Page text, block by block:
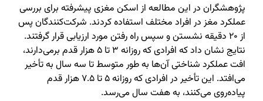
پژوهشگران در این مطالعه از اسکن مغزی پیشرفته برای بررسی
عملکرد مغز در افراد مختلف استفاده کردند. شرکت‌کنندگان پس
از ۲۰ دقیقه نشستن و سپس راه رفتن مورد ارزیابی قرار گرفتند.
نتایج نشان داد که افرادی که روزانه ۳ تا ۵ هزار قدم برمی‌دارند،
افت عملکرد شناختی آن‌ها به طور متوسط تا سه سال به تأخیر
می‌افتد. این تأخیر در افرادی که روزانه ۵ تا ۷.۵ هزار قدم
پیاده‌روی می‌کنند، به هفت سال می‌رسد.